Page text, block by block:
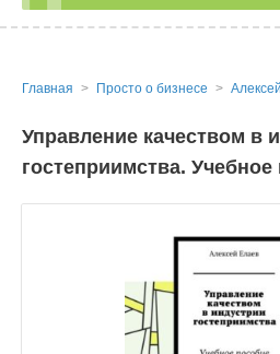
Главная Просто о бизнесе
Управление качеством в
гостеприимства. Учебное